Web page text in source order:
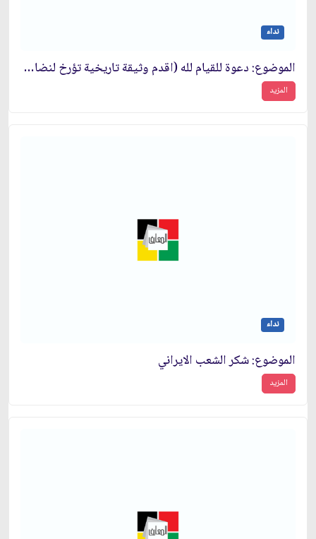
نداء
الموضوع: دعوة للقيام لله (اقدم وثيقة تاريخية تؤرخ لنضال الامام الخميني)
المزيد
نداء
الموضوع: شكر الشعب الايراني
المزيد